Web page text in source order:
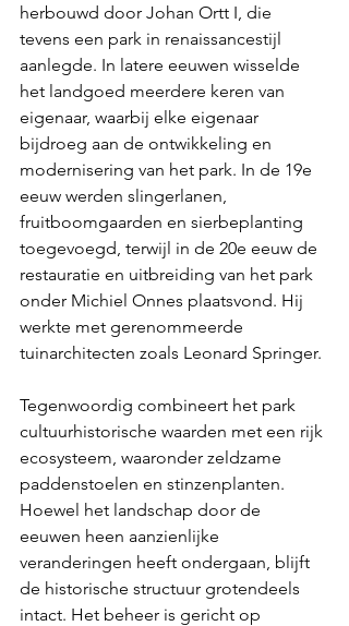
herbouwd door Johan Ortt I, die
tevens een park in renaissancestijl
aanlegde. In latere eeuwen wisselde
het landgoed meerdere keren van
eigenaar, waarbij elke eigenaar
bijdroeg aan de ontwikkeling en
modernisering van het park. In de 19e
eeuw werden slingerlanen,
fruitboomgaarden en sierbeplanting
toegevoegd, terwijl in de 20e eeuw de
restauratie en uitbreiding van het park
onder Michiel Onnes plaatsvond. Hij
werkte met gerenommeerde
tuinarchitecten zoals Leonard Springer.
Tegenwoordig combineert het park
cultuurhistorische waarden met een rijk
ecosysteem, waaronder zeldzame
paddenstoelen en stinzenplanten.
Hoewel het landschap door de
eeuwen heen aanzienlijke
veranderingen heeft ondergaan, blijft
de historische structuur grotendeels
intact. Het beheer is gericht op